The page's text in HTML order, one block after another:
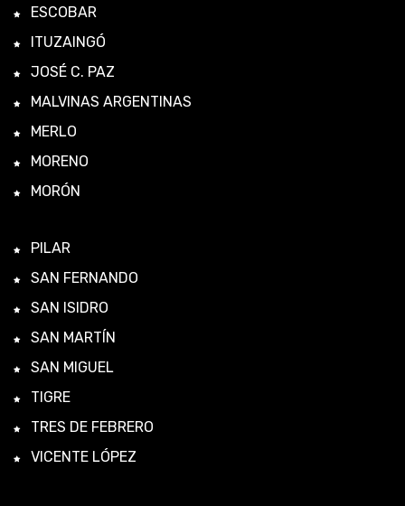
ESCOBAR
ITUZAINGÓ
JOSÉ C. PAZ
MALVINAS ARGENTINAS
MERLO
MORENO
MORÓN
PILAR
SAN FERNANDO
SAN ISIDRO
SAN MARTÍN
SAN MIGUEL
TIGRE
TRES DE FEBRERO
VICENTE LÓPEZ